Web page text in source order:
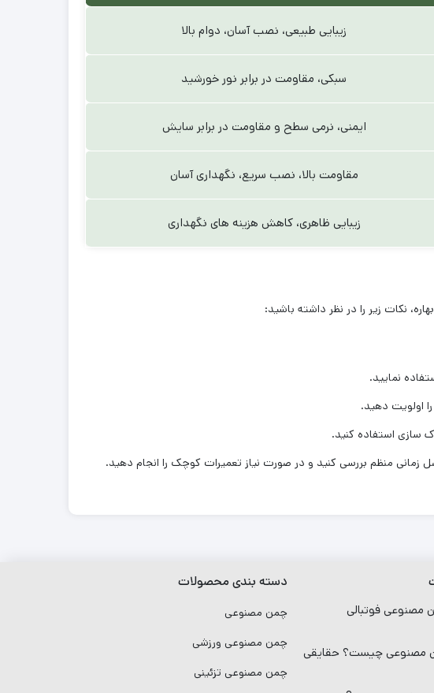
زیبایی طبیعی، نصب آسان، دوام بالا
سبکی، مقاومت در برابر نور خورشید
ایمنی، نرمی سطح و مقاومت در برابر سایش
مقاومت بالا، نصب سریع، نگهداری آسان
زیبایی ظاهری، کاهش هزینه های نگهداری
نمایید.
سازی استفاده کنید.
مصنوعی فوتبالی
مصنوعی چیست؟ حقایقی
دسته بندی محصولات
چمن مصنوعی
چمن مصنوعی ورزشی
چمن مصنوعی تزئینی